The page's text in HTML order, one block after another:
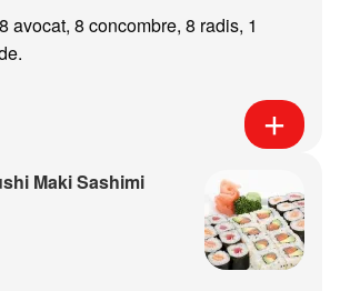
avocat, 8 concombre, 8 radis, 1
Maki Sashimi